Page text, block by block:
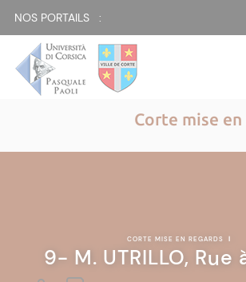
NOS PORTAILS :
Corte mise en
CORTE MISE EN REGARDS |
9- M. UTRILLO, Rue